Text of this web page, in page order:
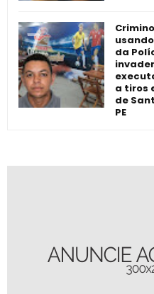
da
a tiros
de
PE